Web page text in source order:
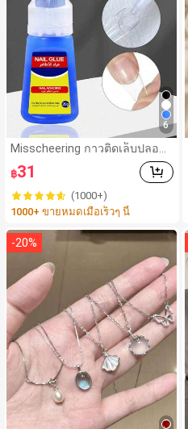
6
Misscheering กาวติดเล็บปลอม
20 กรัม แรงยึดสูง เจลสติกเกอร์เ
ล็บนุ่ม แห้งเร็ว เหมาะสำหรับผู้เริ่
฿31
(1000+)
1000+ ขายหมดเมื่อเร็วๆ นี้
-20%